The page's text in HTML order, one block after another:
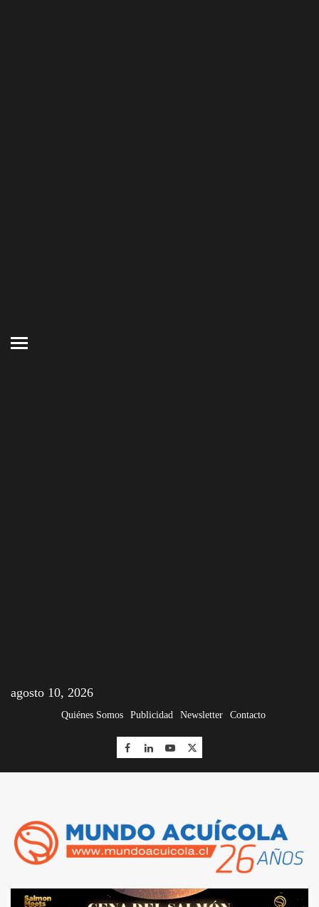
agosto 10, 2026
Quiénes Somos Publicidad Newsletter Contacto